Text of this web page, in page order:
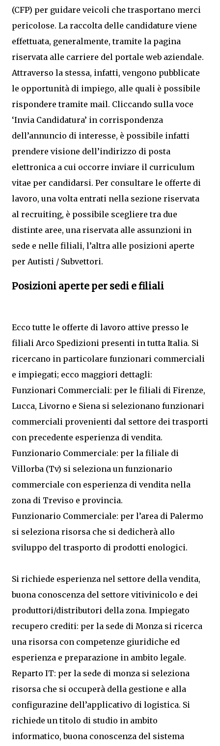
(CFP) per guidare veicoli che trasportano merci
pericolose. La raccolta delle candidature viene
effettuata, generalmente, tramite la pagina
riservata alle carriere del portale web aziendale.
Attraverso la stessa, infatti, vengono pubblicate
le opportunità di impiego, alle quali è possibile
rispondere tramite mail. Cliccando sulla voce
‘Invia Candidatura’ in corrispondenza
dell’annuncio di interesse, è possibile infatti
prendere visione dell’indirizzo di posta
elettronica a cui occorre inviare il curriculum
vitae per candidarsi. Per consultare le offerte di
lavoro, una volta entrati nella sezione riservata
al recruiting, è possibile scegliere tra due
distinte aree, una riservata alle assunzioni in
sede e nelle filiali, l’altra alle posizioni aperte
per Autisti / Subvettori.
Posizioni aperte per sedi e filiali
Ecco tutte le offerte di lavoro attive presso le
filiali Arco Spedizioni presenti in tutta Italia. Si
ricercano in particolare funzionari commerciali
e impiegati; ecco maggiori dettagli:
Funzionari Commerciali: per le filiali di Firenze,
Lucca, Livorno e Siena si selezionano funzionari
commerciali provenienti dal settore dei trasporti
con precedente esperienza di vendita.
Funzionario Commerciale: per la filiale di
Villorba (Tv) si seleziona un funzionario
commerciale con esperienza di vendita nella
zona di Treviso e provincia.
Funzionario Commerciale: per l’area di Palermo
si seleziona risorsa che si dedicherà allo
sviluppo del trasporto di prodotti enologici.
Si richiede esperienza nel settore della vendita,
buona conoscenza del settore vitivinicolo e dei
produttori/distributori della zona. Impiegato
recupero crediti: per la sede di Monza si ricerca
una risorsa con competenze giuridiche ed
esperienza e preparazione in ambito legale.
Reparto IT: per la sede di monza si seleziona
risorsa che si occuperà della gestione e alla
configurazine dell’applicativo di logistica. Si
richiede un titolo di studio in ambito
informatico, buona conoscenza del sistema